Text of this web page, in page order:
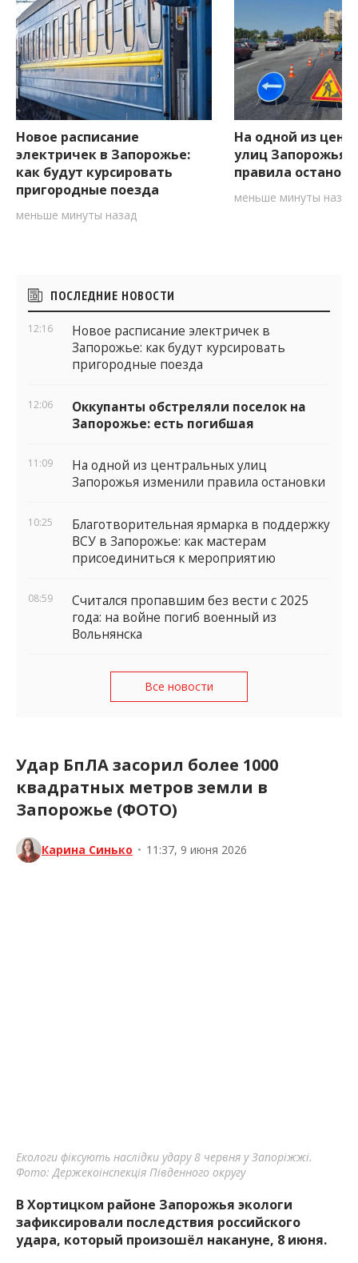
Новое расписание
электричек в Запорожье:
как будут курсировать
пригородные поезда
меньше минуты назад
На одной из
улиц Запорожья
правила
меньше минуты назад
Боковые
виджеты
ПОСЛЕДНИЕ НОВОСТИ
12:16
Новое расписание электричек в
Запорожье: как будут курсировать
пригородные поезда
12:06
Оккупанты обстреляли поселок на
Запорожье: есть погибшая
11:09
На одной из центральных улиц
Запорожья изменили правила остановки
10:25
Благотворительная ярмарка в поддержку
ВСУ в Запорожье: как мастерам
присоединиться к мероприятию
08:59
Считался пропавшим без вести с 2025
года: на войне погиб военный из
Вольнянска
Все новости
Удар БпЛА засорил более 1000
квадратных метров земли в
Запорожье (ФОТО)
Карина Синько • 11:37, 9 июня 2026
Екологи фіксують наслідки удару 8 червня у Запоріжжі.
Фото: Держекоінспекція Південного округу
В Хортицком районе Запорожья экологи
зафиксировали последствия российского
удара, который произошёл накануне, 8 июня.